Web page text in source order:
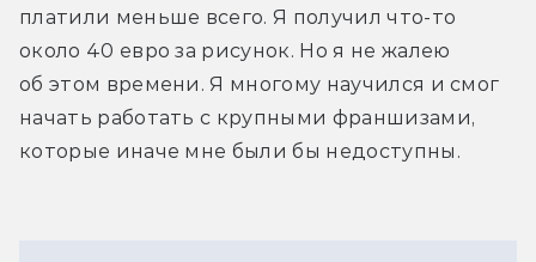
платили меньше всего. Я получил что-то
около 40 евро за рисунок. Но я не жалею
об этом времени. Я многому научился и смог
начать работать с крупными франшизами,
которые иначе мне были бы недоступны.